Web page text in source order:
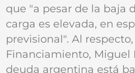
que "a pesar de la baja
carga es elevada, en
previsional". Al
Financiamiento, Miguel
deuda argentina está